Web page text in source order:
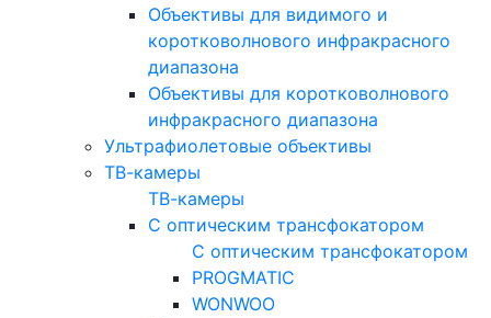
Объективы для видимого и
коротковолнового инфракрасного
диапазона
Объективы для коротковолнового
инфракрасного диапазона
Ультрафиолетовые объективы
ТВ-камеры
ТВ-камеры
С оптическим трансфокатором
С оптическим трансфокатором
PROGMATIC
WONWOO